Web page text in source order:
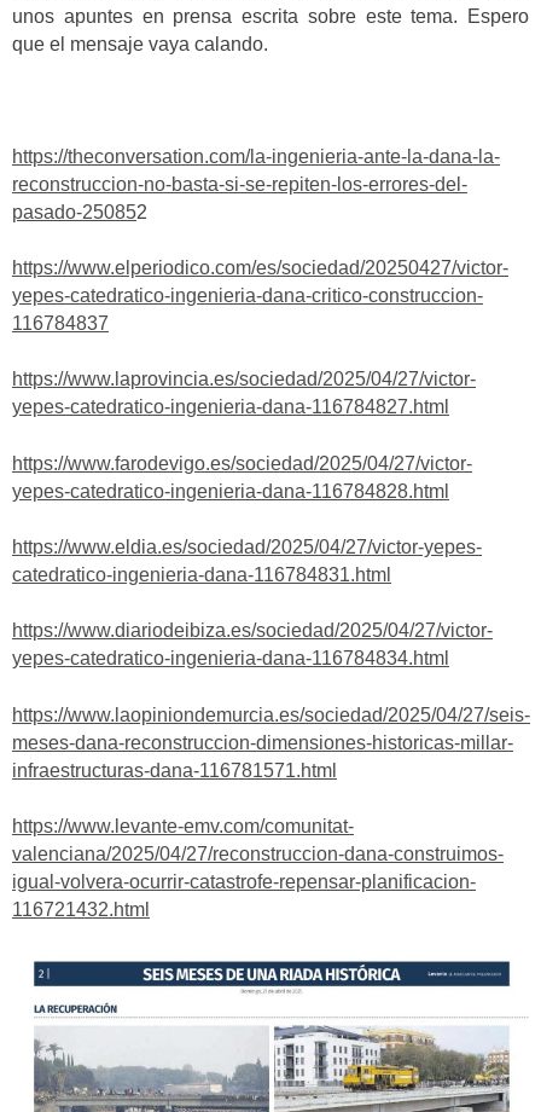
unos apuntes en prensa escrita sobre este tema. Espero
que el mensaje vaya calando.
https://theconversation.com/la-ingenieria-ante-la-dana-la-
reconstruccion-no-basta-si-se-repiten-los-errores-del-
pasado-250852
https://www.elperiodico.com/es/sociedad/20250427/victor-
yepes-catedratico-ingenieria-dana-critico-construccion-
116784837
https://www.laprovincia.es/sociedad/2025/04/27/victor-
yepes-catedratico-ingenieria-dana-116784827.html
https://www.farodevigo.es/sociedad/2025/04/27/victor-
yepes-catedratico-ingenieria-dana-116784828.html
https://www.eldia.es/sociedad/2025/04/27/victor-yepes-
catedratico-ingenieria-dana-116784831.html
https://www.diariodeibiza.es/sociedad/2025/04/27/victor-
yepes-catedratico-ingenieria-dana-116784834.html
https://www.laopiniondemurcia.es/sociedad/2025/04/27/seis-
meses-dana-reconstruccion-dimensiones-historicas-millar-
infraestructuras-dana-116781571.html
https://www.levante-emv.com/comunitat-
valenciana/2025/04/27/reconstruccion-dana-construimos-
igual-volvera-ocurrir-catastrofe-repensar-planificacion-
116721432.html